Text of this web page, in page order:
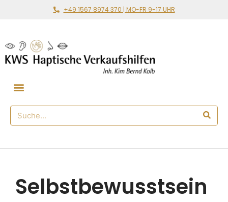
+49 1567 8974 370 | MO-FR 9-17 UHR
Selbstbewusstsein